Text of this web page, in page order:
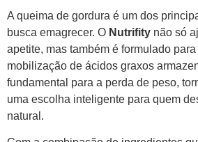
A queima de gordura é um dos
busca emagrecer. O Nutrifity não só
apetite, mas também é formulado
mobilização de ácidos graxos
fundamental para a perda de peso,
uma escolha inteligente para quem
natural.